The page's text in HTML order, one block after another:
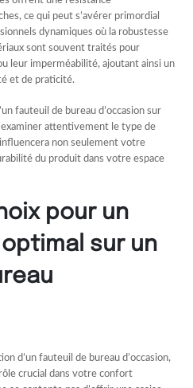
ce qui peut s’avérer primordial
dynamiques où la robustesse
sont souvent traités pour
leur imperméabilité, ajoutant ainsi un
et de praticité.
fauteuil de bureau d’occasion sur
attentivement le type de
non seulement votre
du produit dans votre espace
pour un
sur un
d’un fauteuil de bureau d’occasion,
crucial dans votre confort